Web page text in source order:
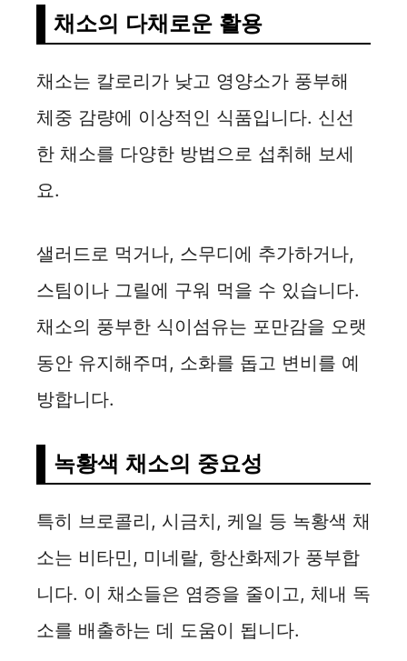
d
e
o
채소의 다채로운 활용
채소는 칼로리가 낮고 영양소가 풍부해
체중 감량에 이상적인 식품입니다. 신선
한 채소를 다양한 방법으로 섭취해 보세
요.
샐러드로 먹거나, 스무디에 추가하거나,
스팀이나 그릴에 구워 먹을 수 있습니다.
채소의 풍부한 식이섬유는 포만감을 오랫
동안 유지해주며, 소화를 돕고 변비를 예
방합니다.
녹황색 채소의 중요성
특히 브로콜리, 시금치, 케일 등 녹황색 채
소는 비타민, 미네랄, 항산화제가 풍부합
니다. 이 채소들은 염증을 줄이고, 체내 독
소를 배출하는 데 도움이 됩니다.